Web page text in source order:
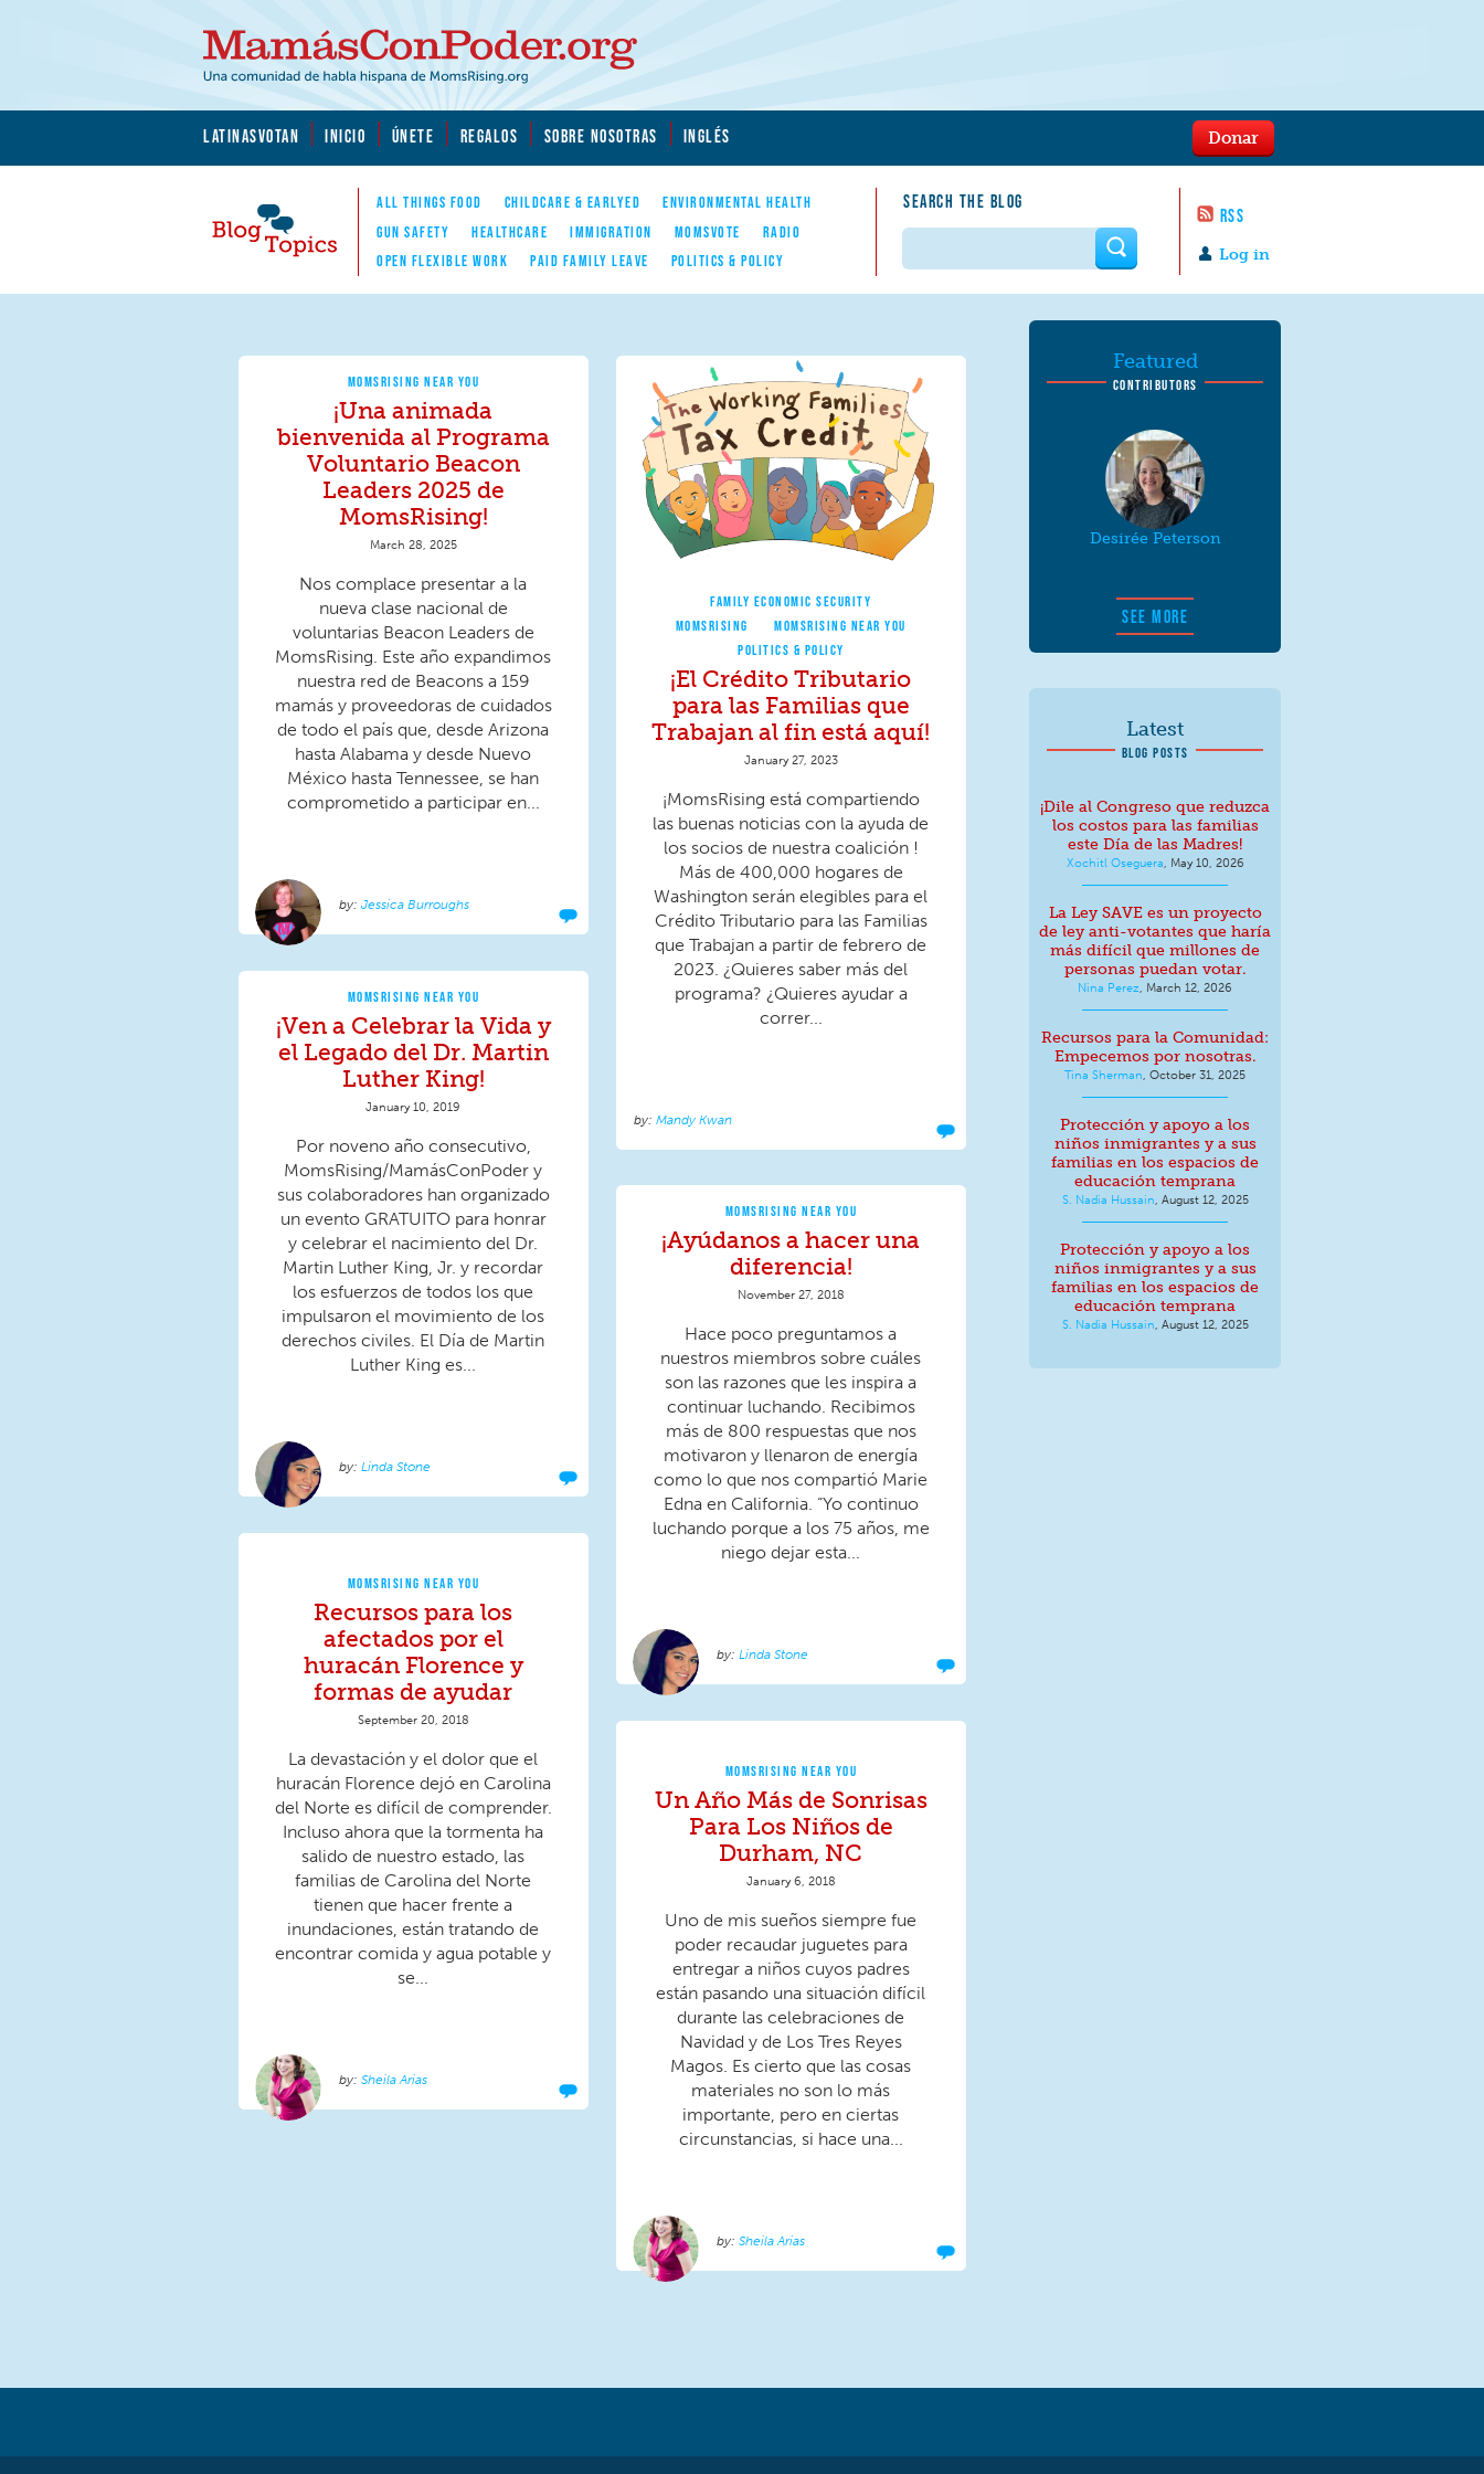
MamásConPoder.org
LATINASVOTAN INICIO ÚNETE REGALOS SOBRE NOSOTRAS INGLÉS
Blog Topics
ALL THINGS FOOD CHILDCARE & EARLYED
ENVIRONMENTAL HEALTH
GUN SAFETY
HEALTHCARE IMMIGRATION MOMSVOTE
RADIO
OPEN FLEXIBLE WORK
PAID FAMILY LEAVE POLITICS & POLICY
SEARCH THE BLOG
RSS
Log in
Donar
Search form
MOMSRISING NEAR YOU
¡Una animada
bienvenida al Programa
Voluntario Beacon
Leaders 2025 de
MomsRising!
March 28, 2025
Nos complace presentar a la
nueva clase nacional de
voluntarias Beacon Leaders de
MomsRising. Este año expandimos
nuestra red de Beacons a 159
mamás y proveedoras de cuidados
de todo el país que, desde Arizona
hasta Alabama y desde Nuevo
México hasta Tennessee, se han
comprometido a participar en...
Jessica Burroughs
FAMILY ECONOMIC SECURITY
MOMSRISING
MOMSRISING NEAR YOU
POLITICS & POLICY
¡El Crédito Tributario
para las Familias que
Trabajan al fin está aquí!
January 27, 2023
¡MomsRising está compartiendo
las buenas noticias con la ayuda de
los socios de nuestra coalición !
Más de 400,000 hogares de
Washington serán elegibles para el
Crédito Tributario para las Familias
que Trabajan a partir de febrero de
2023. ¿Quieres saber más del
programa? ¿Quieres ayudar a
correr...
Mandy Kwan
MOMSRISING NEAR YOU
¡Ven a Celebrar la Vida y
el Legado del Dr. Martin
Luther King!
January 10, 2019
Por noveno año consecutivo,
MomsRising/MamásConPoder y
sus colaboradores han organizado
un evento GRATUITO para honrar
y celebrar el nacimiento del Dr.
Martin Luther King, Jr. y recordar
los esfuerzos de todos los que
impulsaron el movimiento de los
derechos civiles. El Día de Martin
Luther King es...
Linda Stone
MOMSRISING NEAR YOU
¡Ayúdanos a hacer una
diferencia!
November 27, 2018
Hace poco preguntamos a
nuestros miembros sobre cuáles
son las razones que les inspira a
continuar luchando. Recibimos
más de 800 respuestas que nos
motivaron y llenaron de energía
como lo que nos compartió Marie
Edna en California. “Yo continuo
luchando porque a los 75 años, me
niego dejar esta...
Linda Stone
MOMSRISING NEAR YOU
Recursos para los
afectados por el
huracán Florence y
formas de ayudar
September 20, 2018
La devastación y el dolor que el
huracán Florence dejó en Carolina
del Norte es difícil de comprender.
Incluso ahora que la tormenta ha
salido de nuestro estado, las
familias de Carolina del Norte
tienen que hacer frente a
inundaciones, están tratando de
encontrar comida y agua potable y
se...
Sheila Arias
MOMSRISING NEAR YOU
Un Año Más de Sonrisas
Para Los Niños de
Durham, NC
January 6, 2018
Uno de mis sueños siempre fue
poder recaudar juguetes para
entregar a niños cuyos padres
están pasando una situación difícil
durante las celebraciones de
Navidad y de Los Tres Reyes
Magos. Es cierto que las cosas
materiales no son lo más
importante, pero en ciertas
circunstancias, si hace una...
Sheila Arias
Featured
CONTRIBUTORS
Desirée Peterson
SEE MORE
Latest
BLOG POSTS
¡Dile al Congreso que reduzca
los costos para las familias
este Día de las Madres!
Xochitl Oseguera May 10, 2026
La Ley SAVE es un proyecto
de ley anti-votantes que haría
más difícil que millones de
personas puedan votar.
Nina Perez March 12, 2026
Recursos para la Comunidad:
Empecemos por nosotras.
Tina Sherman October 31, 2025
Protección y apoyo a los
niños inmigrantes y a sus
familias en los espacios de
educación temprana
S. Nadia Hussain August 12, 2025
Protección y apoyo a los
niños inmigrantes y a sus
familias en los espacios de
educación temprana
S. Nadia Hussain August 12, 2025